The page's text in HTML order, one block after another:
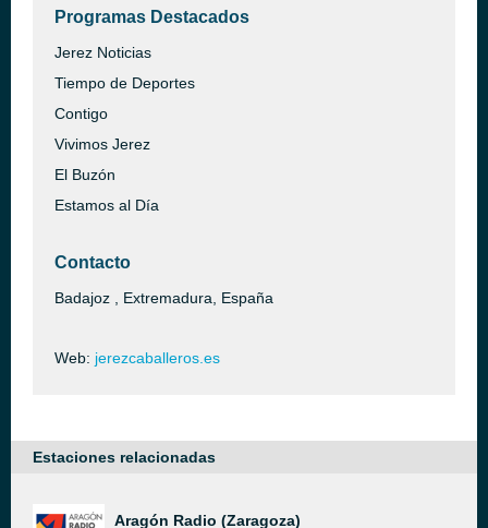
Programas Destacados
Jerez Noticias
Tiempo de Deportes
Contigo
Vivimos Jerez
El Buzón
Estamos al Día
Contacto
Badajoz , Extremadura, España
Web: jerezcaballeros.es
Estaciones relacionadas
Aragón Radio (Zaragoza)